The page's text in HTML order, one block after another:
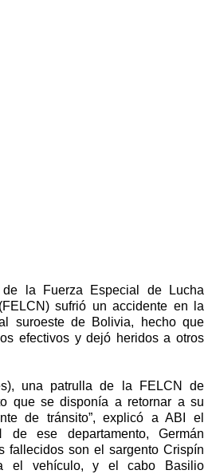
la Fuerza Especial de Lucha
sufrió un accidente en la
suroeste de Bolivia, hecho que
efectivos y dejó heridos a otros
una patrulla de la FELCN de
que se disponía a retornar a su
de tránsito”, explicó a ABI el
ese departamento, Germán
fallecidos son el sargento Crispín
el vehículo, y el cabo Basilio